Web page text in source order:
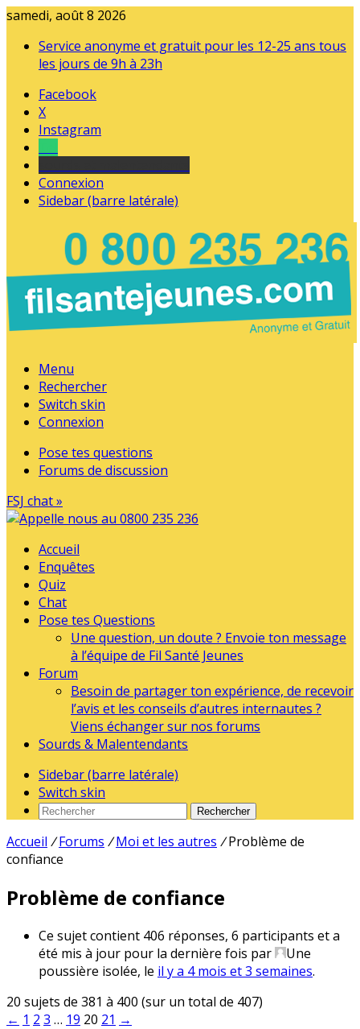
samedi, août 8 2026
Service anonyme et gratuit pour les 12-25 ans tous
les jours de 9h à 23h
Facebook
X
Instagram
Connexion
Sidebar (barre latérale)
Menu
Rechercher
Switch skin
Connexion
Pose tes questions
Forums de discussion
FSJ chat »
Accueil
Enquêtes
Quiz
Chat
Pose tes Questions
Une question, un doute ? Envoie ton message
à l’équipe de Fil Santé Jeunes
Forum
Besoin de partager ton expérience, de recevoir
l’avis et les conseils d’autres internautes ?
Viens échanger sur nos forums
Sourds & Malentendants
Sidebar (barre latérale)
Switch skin
Rechercher
Accueil / Forums / Moi et les autres / Problème de
confiance
Problème de confiance
Ce sujet contient 406 réponses, 6 participants et a
été mis à jour pour la dernière fois par
Une
poussière isolée, le il y a 4 mois et 3 semaines.
20 sujets de 381 à 400 (sur un total de 407)
← 1 2 3 … 19 20 21 →